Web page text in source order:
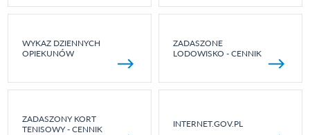
WYKAZ DZIENNYCH
OPIEKUNÓW
ZADASZONE
LODOWISKO - CENNIK
ZADASZONY KORT
TENISOWY - CENNIK
INTERNET.GOV.PL